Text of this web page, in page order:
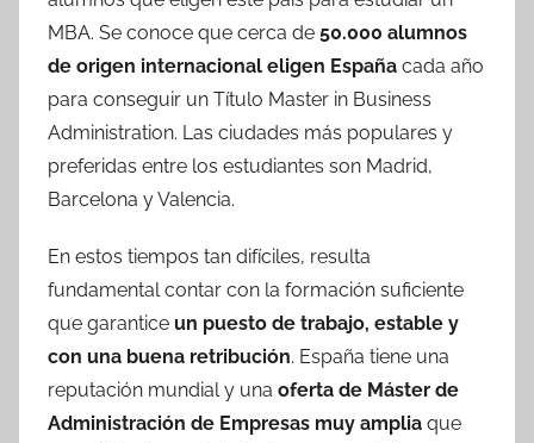
MBA. Se conoce que cerca de 50.000 alumnos
de origen internacional eligen España cada año
para conseguir un Título Master in Business
Administration. Las ciudades más populares y
preferidas entre los estudiantes son Madrid,
Barcelona y Valencia.
En estos tiempos tan difíciles, resulta
fundamental contar con la formación suficiente
que garantice un puesto de trabajo, estable y
con una buena retribución. España tiene una
reputación mundial y una oferta de Máster de
Administración de Empresas muy amplia que